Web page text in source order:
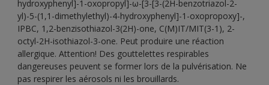
hydroxyphenyl]-1-oxopropyl]-ω-[3-[3-(2H-benzotriazol-2-
yl)-5-(1,1-dimethylethyl)-4-hydroxyphenyl]-1-oxopropoxy]-,
IPBC, 1,2-benzisothiazol-3(2H)-one, C(M)IT/MIT(3-1), 2-
octyl-2H-isothiazol-3-one. Peut produire une réaction
allergique. Attention! Des gouttelettes respirables
dangereuses peuvent se former lors de la pulvérisation. Ne
pas respirer les aérosols ni les brouillards.